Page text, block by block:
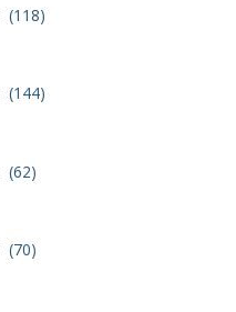
(118)
(144)
(62)
(70)